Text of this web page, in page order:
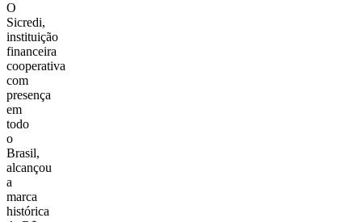
O
Sicredi,
instituição
financeira
cooperativa
com
presença
em
todo
o
Brasil,
alcançou
a
marca
histórica